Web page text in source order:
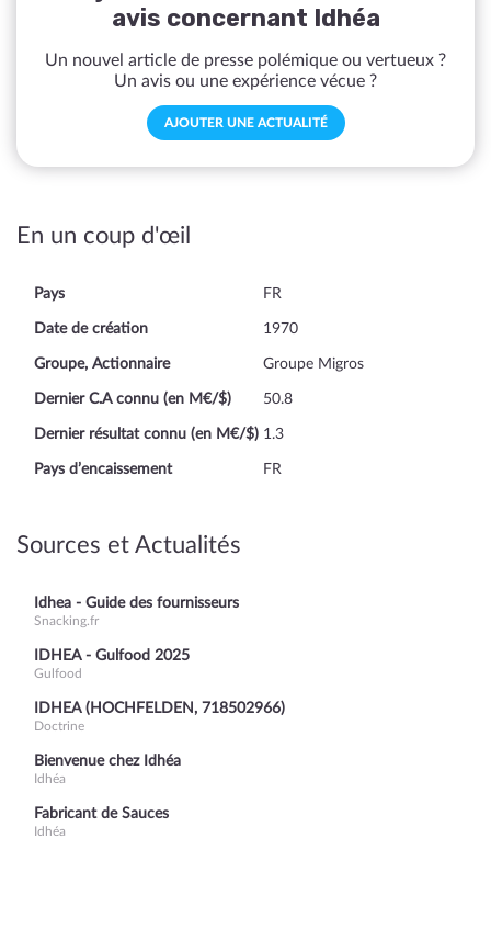
avis concernant Idhéa
Un nouvel article de presse polémique ou vertueux ?
Un avis ou une expérience vécue ?
AJOUTER UNE ACTUALITÉ
En un coup d'œil
Pays FR
Date de création 1970
Groupe, Actionnaire Groupe Migros
Dernier C.A connu (en M€/$) 50.8
Dernier résultat connu (en M€/$) 1.3
Pays d’encaissement FR
Sources et Actualités
Idhea - Guide des fournisseurs
Snacking.fr
IDHEA - Gulfood 2025
Gulfood
IDHEA (HOCHFELDEN, 718502966)
Doctrine
Bienvenue chez Idhéa
Idhéa
Fabricant de Sauces
Idhéa